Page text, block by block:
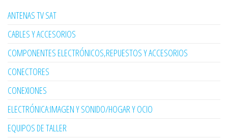
ANTENAS TV SAT
CABLES Y ACCESORIOS
COMPONENTES ELECTRÓNICOS,REPUESTOS Y ACCESORIOS
CONECTORES
CONEXIONES
ELECTRÓNICA:IMAGEN Y SONIDO/HOGAR Y OCIO
EQUIPOS DE TALLER